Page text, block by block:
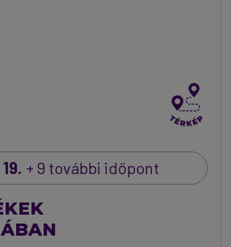
+ 9 további időpont